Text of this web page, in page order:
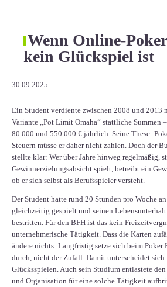
Wenn Online-
kein Glückspiel ist
30.09.2025
Ein Student verdiente zwischen 2008 und 2013
Variante „Pot Limit Omaha“ stattliche Summen
80.000 und 550.000 € jährlich. Seine These:
Steuern müsse er daher nicht zahlen. Doch der
stellte klar: Wer über Jahre hinweg regelmäßig,
Gewinnerzielungsabsicht spielt, betreibt ein
ob er sich selbst als Berufsspieler versteht.
Der Student hatte rund 20 Stunden pro Woche
gleichzeitig gespielt und seinen
bestritten. Für den BFH ist das kein
unternehmerische Tätigkeit. Dass die Karten
ändere nichts: Langfristig setze sich beim Poker
durch, nicht der Zufall. Damit unterscheidet sich
Glücksspielen. Auch sein Studium entlastete
und Organisation für eine solche Tätigkeit